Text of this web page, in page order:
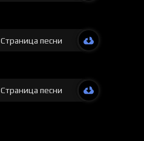
Страница песни
Страница песни